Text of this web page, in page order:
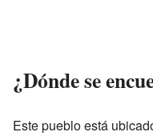
¿Dónde se
Este pueblo está